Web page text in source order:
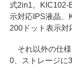
式2in1。KIC102-
示対応IPS液晶、
200ドット表示対
それ以外の仕様
0、ストレージに